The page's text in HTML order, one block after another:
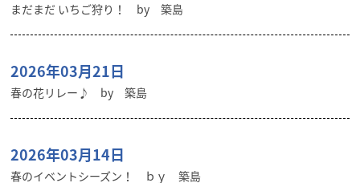
まだまだ いちご狩り！ by 築島
2026年03月21日
春の花リレー♪ by 築島
2026年03月14日
春のイベントシーズン！ ｂｙ 築島